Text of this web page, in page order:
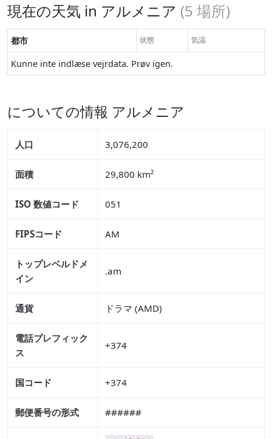
現在の天気 in アルメニア (5 場所)
都市 状態 気温
Kunne inte indlæse vejrdata. Prøv igen.
についての情報 アルメニア
人口 3,076,200
面積 29,800 km²
ISO 数値コード 051
FIPSコード AM
トップレベルドメ
イン
.am
通貨 ドラマ (AMD)
電話プレフィック
ス
+374
国コード +374
郵便番号の形式 ######